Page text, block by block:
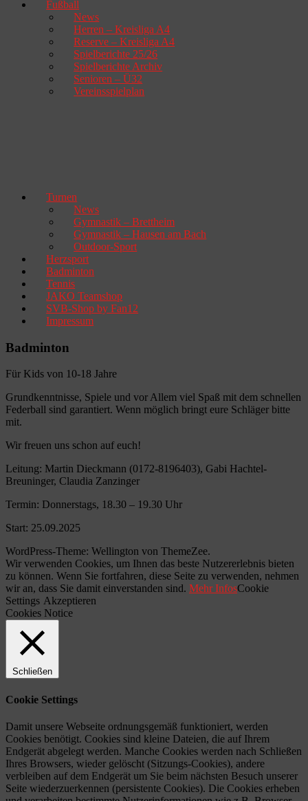
Fußball
News
Herren – Kreisliga A4
Reserve – Kreisliga A4
Spielberichte 25/26
Spielberichte Archiv
Senioren – Ü32
Vereinsspielplan
Turnen
News
Gymnastik – Brettheim
Gymnastik – Hausen am Bach
Outdoor-Sport
Herzsport
Badminton
Tennis
JAKO Teamshop
SVB-Shop by Fan12
Impressum
Badminton
Für Kids von 10-18 Jahre
Grundkenntnisse, Spiele und vor Allem viel Spaß mit dem schnellen
Federball sind garantiert. Wenn möglich bringt eure Schläger bitte
mit.
Wir freuen uns schon auf euch!
Leitung: Martin Dieckmann (0172-8196403), Gabi Hachtel-
Breuninger, Claudia Zanzinger
Termin: Donnerstags, 18.30 – 19.30 Uhr
Start: 25.09.2025
WordPress-Theme: Wellington von ThemeZee.
Wir verwenden Cookies, um Ihnen das beste Nutzererlebnis bieten
zu können. Wenn Sie fortfahren, diese Seite zu verwenden, nehmen
wir an, dass Sie damit einverstanden sind. Mehr InfosCookie
Settings Akzeptieren
Cookies Notice
Schließen
Cookie Settings
Damit unsere Webseite ordnungsgemäß funktioniert, werden
Cookies benötigt. Cookies sind kleine Dateien, die auf Ihrem
Endgerät abgelegt werden. Manche Cookies werden nach Schließen
Ihres Browsers, wieder gelöscht (Sitzungs-Cookies), andere
verbleiben auf dem Endgerät um Sie beim nächsten Besuch unserer
Seite wiederzuerkennen (persistente Cookies). Die Cookies erheben